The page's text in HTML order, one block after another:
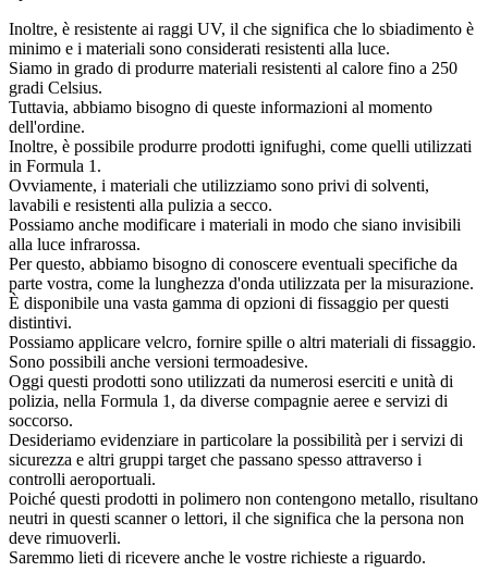
Inoltre, è resistente ai raggi UV, il che significa che lo sbiadimento è
minimo e i materiali sono considerati resistenti alla luce.
Siamo in grado di produrre materiali resistenti al calore fino a 250
gradi Celsius.
Tuttavia, abbiamo bisogno di queste informazioni al momento
dell'ordine.
Inoltre, è possibile produrre prodotti ignifughi, come quelli utilizzati
in Formula 1.
Ovviamente, i materiali che utilizziamo sono privi di solventi,
lavabili e resistenti alla pulizia a secco.
Possiamo anche modificare i materiali in modo che siano invisibili
alla luce infrarossa.
Per questo, abbiamo bisogno di conoscere eventuali specifiche da
parte vostra, come la lunghezza d'onda utilizzata per la misurazione.
È disponibile una vasta gamma di opzioni di fissaggio per questi
distintivi.
Possiamo applicare velcro, fornire spille o altri materiali di fissaggio.
Sono possibili anche versioni termoadesive.
Oggi questi prodotti sono utilizzati da numerosi eserciti e unità di
polizia, nella Formula 1, da diverse compagnie aeree e servizi di
soccorso.
Desideriamo evidenziare in particolare la possibilità per i servizi di
sicurezza e altri gruppi target che passano spesso attraverso i
controlli aeroportuali.
Poiché questi prodotti in polimero non contengono metallo, risultano
neutri in questi scanner o lettori, il che significa che la persona non
deve rimuoverli.
Saremmo lieti di ricevere anche le vostre richieste a riguardo.